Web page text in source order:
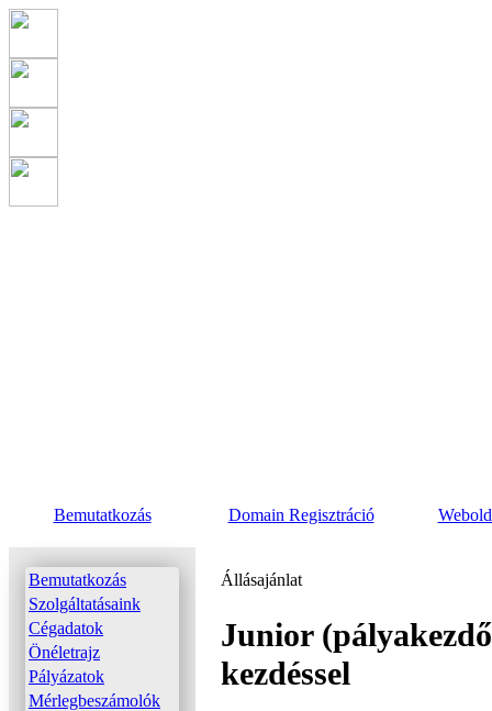
Bemutatkozás Domain Regisztráció
Bemutatkozás
Szolgáltatásaink
Cégadatok
Önéletrajz
Pályázatok
Mérlegbeszámolók
Állásajánlat
Junior
kezdéssel